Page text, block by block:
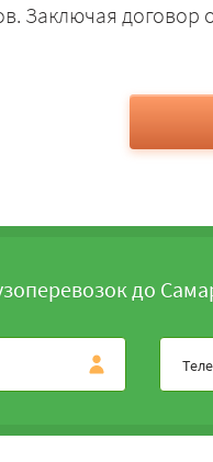
Заключая договор
до